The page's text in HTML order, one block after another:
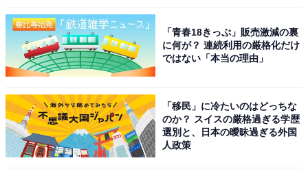
＞5位までの全ランキング結果を見る
【おすすめ記事】
岩手県の住みここちランキング！ 3位「紫波郡紫波
町」、2位「滝沢市」を抑えた1位は？
・
「青春18きっぷ」販売激減の裏
に何が？ 連続利用の厳格化だけ
ではない「本当の理由」
「移民」に冷たいのはどっちな
のか？ スイスの厳格過ぎる学歴
選別と、日本の曖昧過ぎる外国
人政策